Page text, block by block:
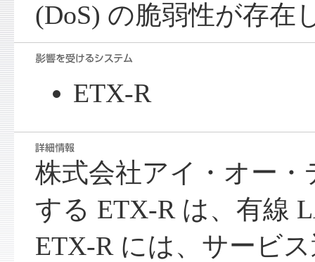
(DoS) の脆弱性が存在
ETX-R
株式会社アイ・オー・
する ETX-R は、有線
ETX-R には、サービ